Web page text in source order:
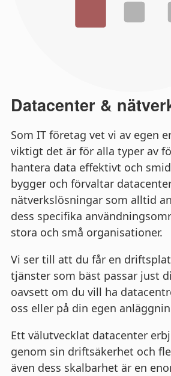
Datacenter &
Som IT företag vet vi av egen
viktigt det är för alla typer av
hantera data effektivt och
bygger och förvaltar
nätverkslösningar som alltid
dess specifika
stora och små organisationer.
Vi ser till att du får en
tjänster som bäst passar just
oavsett om du vill ha
oss eller på din egen
Ett välutvecklat datacenter
genom sin driftsäkerhet och
även dess skalbarhet är en